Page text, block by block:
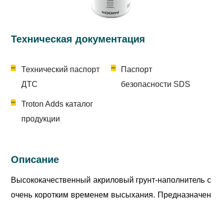
Техническая документация
Технический паспорт
ДТС
Паспорт
безопасности SDS
Troton Adds каталог
продукции
Описание
Высококачественный акриловый грунт-наполнитель с
очень коротким временем высыхания. Предназначен